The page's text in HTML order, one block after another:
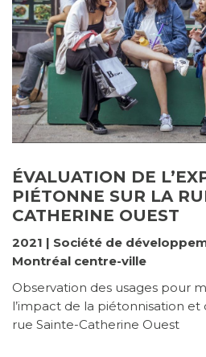
ÉVALUATION DE
PIÉTONNE SUR LA
CATHERINE OUEST
2021 | Société de
Montréal centre-ville
Observation des usages pour
l’impact de la piétonnisation et
rue Sainte-Catherine Ouest